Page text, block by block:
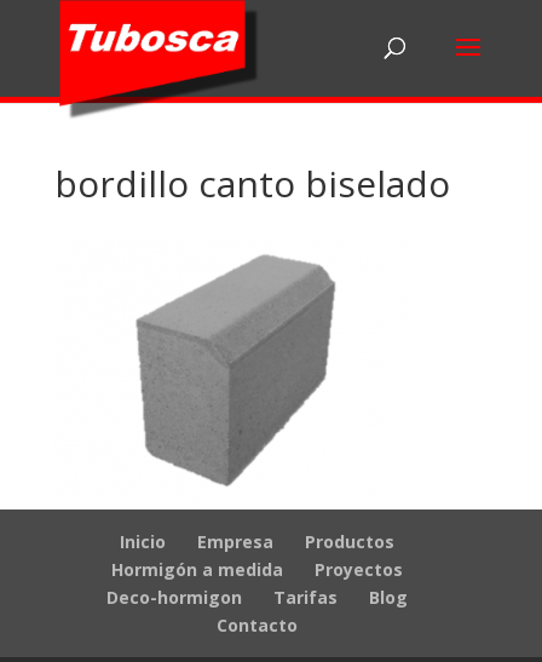
bordillo canto biselado
Inicio Empresa
Productos
Hormigón a medida
Proyectos
Deco-hormigon
Tarifas
Blog
Contacto